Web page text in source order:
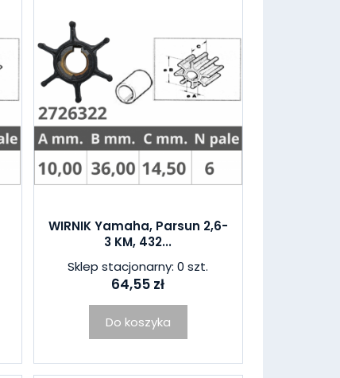
WIRNIK Yamaha, Parsun 2,6-
3 KM, 432...
Sklep stacjonarny: 0 szt.
64,55 zł
Do koszyka